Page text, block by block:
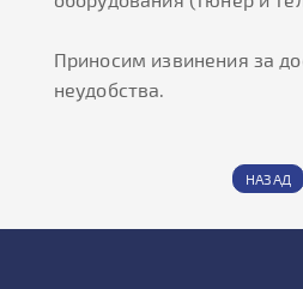
Приносим извинения за
неудобства.
НАЗАД